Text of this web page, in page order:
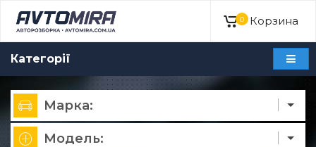
0 Корзина
Категорії
Марка:
Модель: